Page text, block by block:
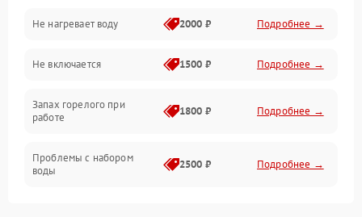
Программное обеспечение
Не нагревает воду 2000 ₽ Подробнее →
Не включается 1500 ₽ Подробнее →
Запах горелого при
работе
1800 ₽ Подробнее →
Проблемы с набором
воды
2500 ₽ Подробнее →